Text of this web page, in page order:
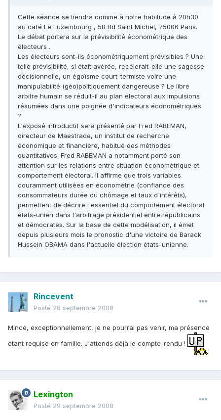
Cette séance se tiendra comme à notre habitude à 20h30
au café Le Luxembourg , 58 Bd Saint Michel, 75006 Paris.
Le débat portera sur la prévisibilité économétrique des
électeurs .
Les électeurs sont-ils économétriquement prévisibles ? Une
telle prévisibilité, si était avérée, recèlerait-elle une sagesse
décisionnelle, un égoïsme court-termiste voire une
manipulabilité (géo)politiquement dangereuse ? Le libre
arbitre humain se réduit-il au plan électoral aux impulsions
résumées dans une poignée d'indicateurs économétriques
?
L'exposé introductif sera présenté par Fred RABEMAN,
directeur de Maestrade, un institut de recherche
économique et financière, habitué des méthodes
quantitatives. Fred RABEMAN a notamment porté son
attention sur les relations entre situation économétrique et
comportement électoral. Il affirme que trois variables
couramment utilisées en économétrie (confiance des
consommateurs durée du chômage et taux d'intérêts),
permettent de décrire l'essentiel du comportement électoral
états-unien dans l'arbitrage présidentiel entre républicains
et démocrates. Sur la base de cette modélisation, il émet
depuis plusieurs mois le pronostic d'une victoire de Barack
Hussein OBAMA dans l'actuelle élection états-unienne.
Rincevent
Posté 28 septembre 2008
Mince, exceptionnellement, je ne pourrai pas venir, ma présence
étant requise en famille. J'attends déjà le compte-rendu !
Lexington
Posté 29 septembre 2008